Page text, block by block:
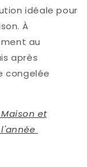
idéale pour
À
au
après
congelée
et